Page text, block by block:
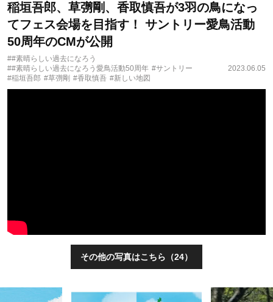
稲垣吾郎、草彅剛、香取慎吾が3羽の鳥になっ
てフェス会場を目指す！ サントリー愛鳥活動
50周年のCMが公開
##素晴らしい過去になろう
##素晴らしい過去になろう愛鳥活動50周年 #サントリー
#稲垣吾郎 #草彅剛 #香取慎吾 #新しい地図
2023.06.05
その他の写真はこちら（24）